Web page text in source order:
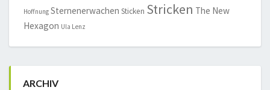
Hoffnung Sternenerwachen Sticken Stricken The New
Hexagon Ula Lenz
ARCHIV